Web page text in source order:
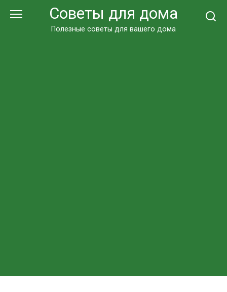
Советы для дома
Полезные советы для вашего дома